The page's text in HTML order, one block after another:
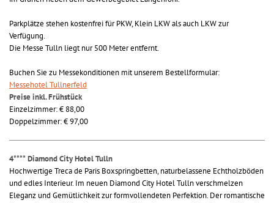
Parkplätze stehen kostenfrei für PKW, Klein LKW als auch LKW zur
Verfügung.
Die Messe Tulln liegt nur 500 Meter entfernt.
Buchen Sie zu Messekonditionen mit unserem Bestellformular:
Messehotel Tullnerfeld
Preise inkl. Frühstück
Einzelzimmer: € 88,00
Doppelzimmer: € 97,00
4**** Diamond City Hotel Tulln
Hochwertige Treca de Paris Boxspringbetten, naturbelassene Echtholzböden
und edles Interieur. Im neuen Diamond City Hotel Tulln verschmelzen
Eleganz und Gemütlichkeit zur formvollendeten Perfektion. Der romantische